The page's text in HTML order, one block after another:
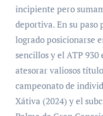
incipiente pero
deportiva. En su
logrado posicionarse
sencillos y el ATP 930
atesorar valiosos
campeonato de
Xátiva (2024) y el